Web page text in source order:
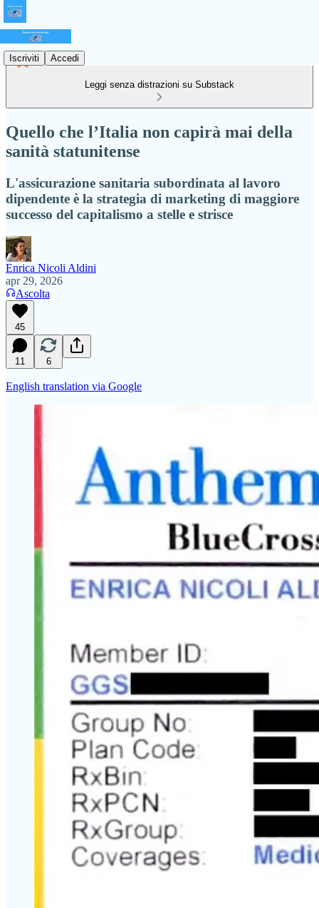
Iscriviti Accedi
Leggi senza distrazioni su Substack
Quello che l’Italia non capirà mai della
sanità statunitense
L'assicurazione sanitaria subordinata al lavoro
dipendente è la strategia di marketing di maggiore
successo del capitalismo a stelle e strisce
Enrica Nicoli Aldini
apr 29, 2026
Ascolta
45
11 6
English translation via Google